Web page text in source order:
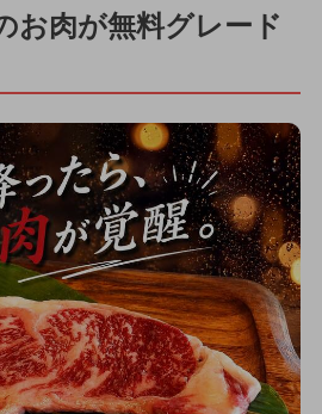
お肉が無料グレード